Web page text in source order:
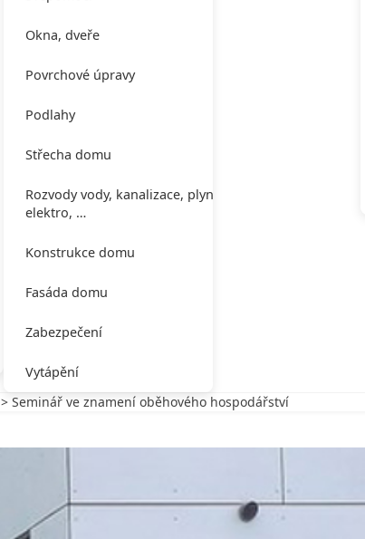
Okna, dveře
Povrchové úpravy
Podlahy
Střecha domu
Rozvody vody, kanalizace, plynu,
elektro, …
Konstrukce domu
Fasáda domu
Zabezpečení
Vytápění
> Seminář ve znamení oběhového hospodářství